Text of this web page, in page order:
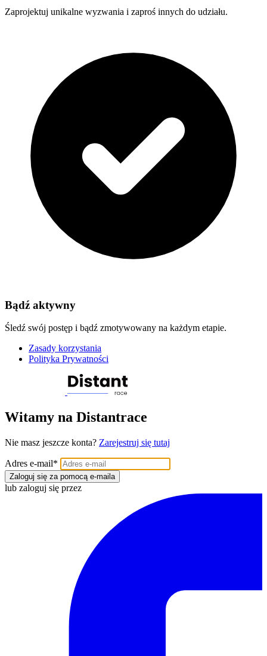
Zaprojektuj unikalne wyzwania i zaproś innych do udziału.
Bądź aktywny
Śledź swój postęp i bądź zmotywowany na każdym etapie.
Zasady korzystania
Polityka Prywatności
Witamy na Distantrace
Nie masz jeszcze konta? Zarejestruj się tutaj
Adres e-mail*
Zaloguj się za pomocą e-maila
lub zaloguj się przez